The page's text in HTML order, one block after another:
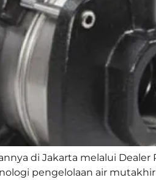
di Jakarta melalui Dealer
pengelolaan air